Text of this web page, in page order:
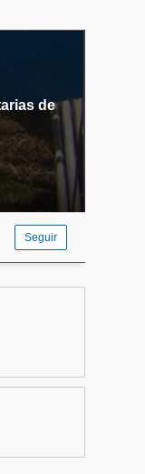
de
Seguir